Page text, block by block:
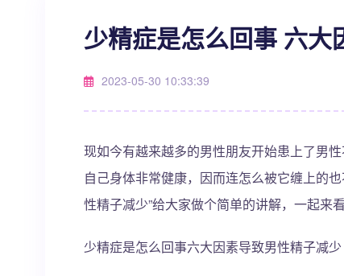
少精症是怎么回事 六
2023-05-30 10:33:39
现如今有越来越多的男性朋友开始患上了男
自己身体非常健康，因而连怎么被它缠上的
性精子减少”给大家做个简单的讲解，一起来看
少精症是怎么回事六大因素导致男性精子减少